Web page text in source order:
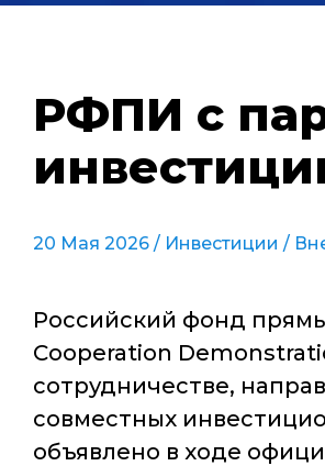
РФПИ с
20 Мая 2026 / Инвестиции /
Российский фонд
Cooperation
сотрудничестве,
совместных
объявлено в ходе